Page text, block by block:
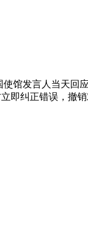
发言人当天回
即纠正错误，撤销